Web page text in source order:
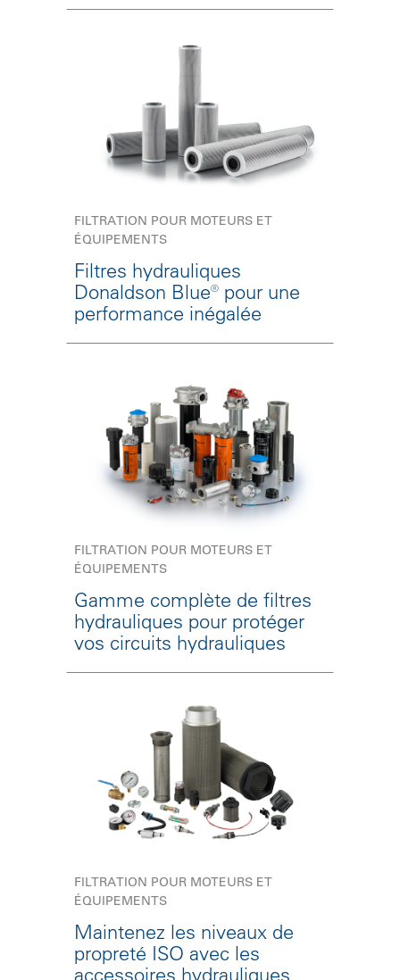
FILTRATION POUR MOTEURS ET
ÉQUIPEMENTS
Filtres hydrauliques
Donaldson Blue® pour une
performance inégalée
FILTRATION POUR MOTEURS ET
ÉQUIPEMENTS
Gamme complète de filtres
hydrauliques pour protéger
vos circuits hydrauliques
FILTRATION POUR MOTEURS ET
ÉQUIPEMENTS
Maintenez les niveaux de
propreté ISO avec les